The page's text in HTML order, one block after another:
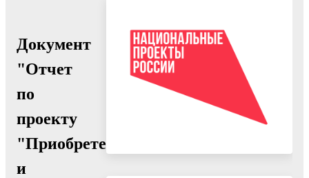
Документ
"Отчет
по
проекту
"Приобретение
и